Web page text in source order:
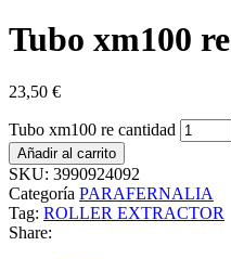
Tubo xm100 re
23,50 €
Tubo xm100 re cantidad
Añadir al carrito
SKU: 3990924092
Categoría PARAFERNALIA
Tag: ROLLER EXTRACTOR
Share: